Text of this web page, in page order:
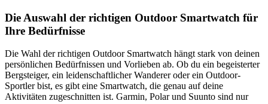
Die Auswahl der richtigen Outdoor Smartwatch für
Ihre Bedürfnisse
Die Wahl der richtigen Outdoor Smartwatch hängt stark von deinen
persönlichen Bedürfnissen und Vorlieben ab. Ob du ein begeisterter
Bergsteiger, ein leidenschaftlicher Wanderer oder ein Outdoor-
Sportler bist, es gibt eine Smartwatch, die genau auf deine
Aktivitäten zugeschnitten ist. Garmin, Polar und Suunto sind nur